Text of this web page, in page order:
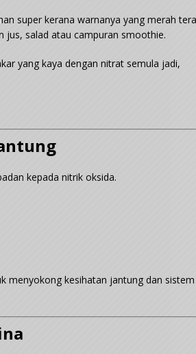
super kerana warnanya yang merah
jus, salad atau campuran smoothie.
yang kaya dengan nitrat semula jadi,
kepada nitrik oksida.
menyokong kesihatan jantung dan sistem